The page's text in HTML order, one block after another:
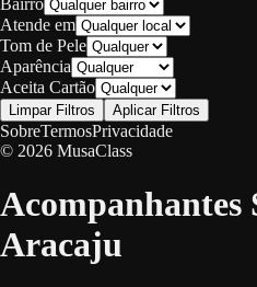
Bairro
Atende em
Tom de Pele
Aparência
Aceita Cartão
Limpar Filtros Aplicar Filtros
SobreTermosPrivacidade
© 2026 MusaClass
Acompanhantes
Aracaju